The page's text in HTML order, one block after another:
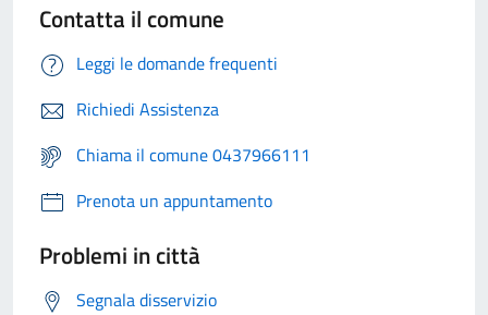
Contatta il comune
Leggi le domande frequenti
Richiedi Assistenza
Chiama il comune 0437966111
Prenota un appuntamento
Problemi in città
Segnala disservizio